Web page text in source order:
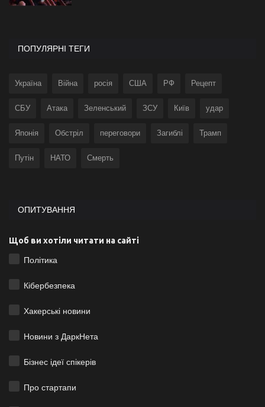
ПОПУЛЯРНІ ТЕГИ
Україна Війна росія США РФ Рецепт
СБУ Атака Зеленський ЗСУ Київ удар
Японія Обстріл переговори Загиблі Трамп
Путін НАТО Смерть
ОПИТУВАННЯ
Щоб ви хотіли читати на сайті
Політика
Кібербезпека
Хакерські новини
Новини з ДаркНета
Бізнес ідеї спікерів
Про стартапи